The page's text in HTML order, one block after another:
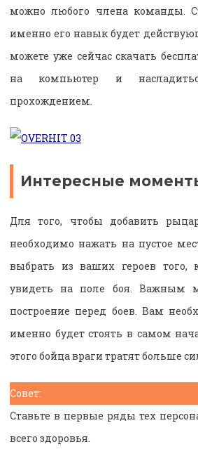
можно любого члена команды.
именно его навык будет
можете уже сейчас скачать
на компьютер и
прохождением.
Интересные
Для того, чтобы добавить
необходимо нажать на пустое
выбрать из ваших героев того,
увидеть на поле боя. Важным
построение перед боев. Вам
именно будет стоять в самом
этого бойца враги тратят больше
Совет:
Ставьте в первые ряды тех
всего здоровья.